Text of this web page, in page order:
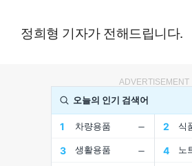
정희형 기자가 전해드립니다.
ADVERTISEMENT